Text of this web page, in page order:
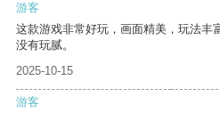
游客
这款游戏非常好玩，画面精美，玩法丰
没有玩腻。
2025-10-15
游客